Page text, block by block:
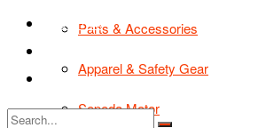
Parts & Accessories
Apparel & Safety Gear
Sepeda Motor
TIPS & TRIK
Tentang Kami